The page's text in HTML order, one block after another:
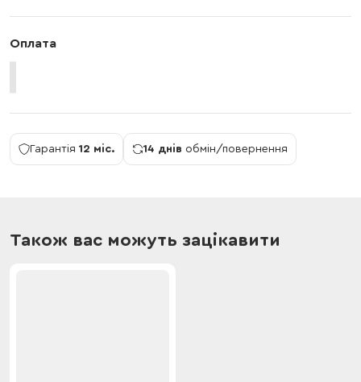
Оплата
Гарантія 12 міс. 14 днів обмін/повернення
Також вас можуть зацікавити